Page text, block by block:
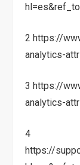
2 https://
analytics-
3 https://
analytics-
4
https://